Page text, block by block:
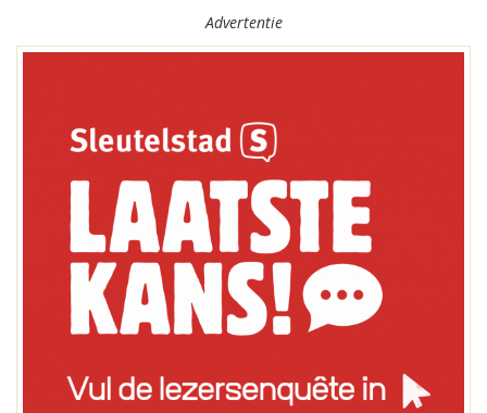
Advertentie